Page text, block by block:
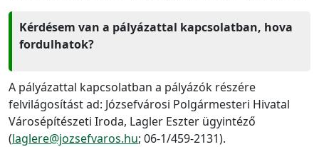
Kérdésem van a pályázattal kapcsolatban, hova
fordulhatok?
A pályázattal kapcsolatban a pályázók részére
felvilágosítást ad: Józsefvárosi Polgármesteri Hivatal
Városépítészeti Iroda, Lagler Eszter ügyintéző
(laglere@jozsefvaros.hu; 06-1/459-2131).